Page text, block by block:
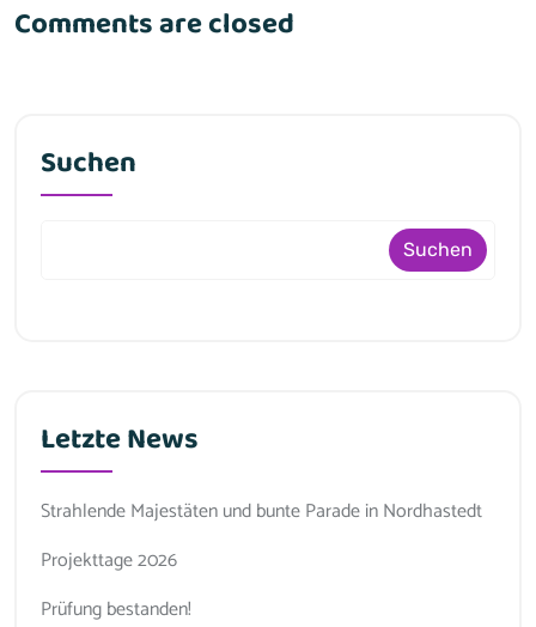
Comments are closed
Suchen
Suchen
Letzte News
Strahlende Majestäten und bunte Parade in Nordhastedt
Projekttage 2026
Prüfung bestanden!